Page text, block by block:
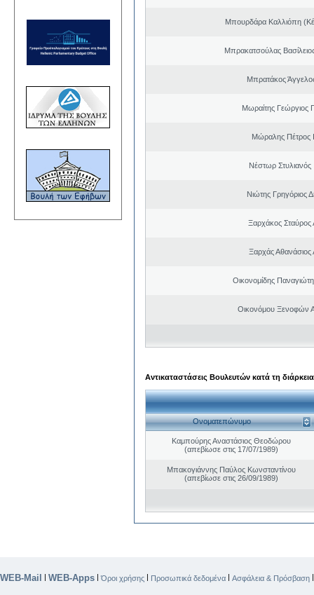
Μπουρδάρα Καλλιόπη
Μπρακατσούλας
Μπρατάκος
Μωραίτης Γεώργιος
Μώραλης Πέτρος
Νέστωρ Στυλιανός
Νιώτης Γρηγόριος
Ξαρχάκος Σταύρος
Ξαρχάς Αθανάσιος
Οικονομίδης
Οικονόμου Ξενοφών
Αντικαταστάσεις Βουλευτών κατά τη
Ονοματεπώνυμο
Καμπούρης Αναστάσιος Θεοδώρου
(απεβίωσε στις 17/07/1989)
Μπακογιάννης Παύλος Κωνσταντίνου
(απεβίωσε στις 26/09/1989)
WEB-Mail | WEB-Apps |Όροι χρήσης | Προσωπικά δεδομένα | Ασφάλεια & Πρόσβαση